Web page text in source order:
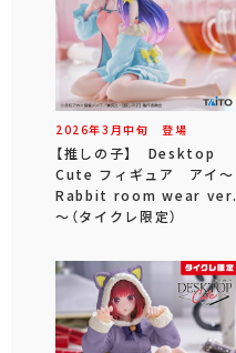
2026年3 月中旬 登場
【推しの子】 Desktop
Cute フィギュア アイ～
Rabbit room wear ver.
～（タイクレ限定）